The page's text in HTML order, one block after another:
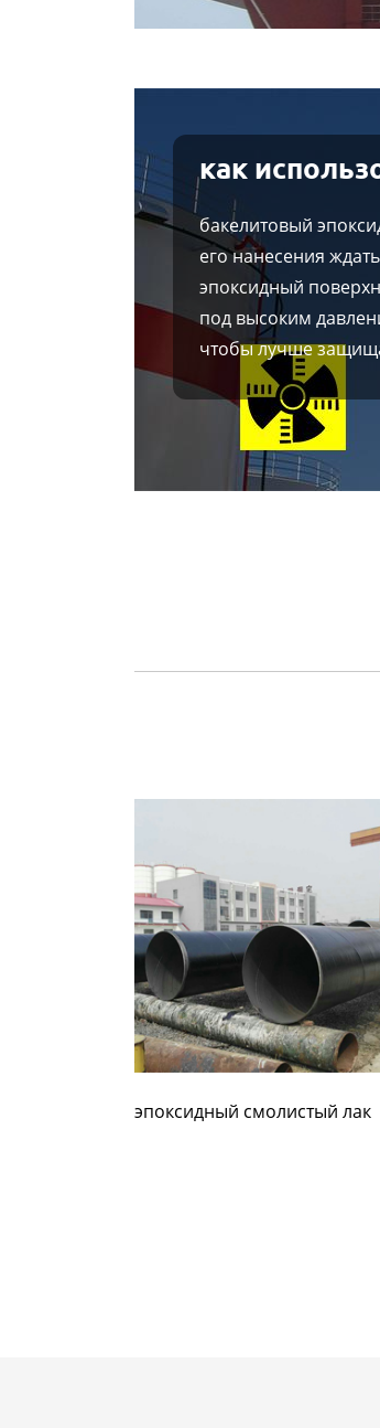
как
бакелитовый
его нанесения
эпоксидный
под высоким
чтобы лучше
эпоксидный смолистый лак